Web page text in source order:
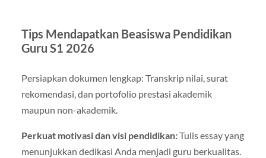
Tips Mendapatkan Beasiswa Pendidikan
Guru S1 2026
Persiapkan dokumen lengkap: Transkrip nilai, surat
rekomendasi, dan portofolio prestasi akademik
maupun non-akademik.
Perkuat motivasi dan visi pendidikan:Tulis essay yang
menunjukkan dedikasi Anda menjadi guru berkualitas.